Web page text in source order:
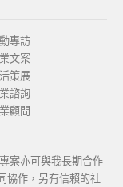
專訪
文案
策展
諮詢
顧問
案亦可與我長期合作
協作，另有信賴的社